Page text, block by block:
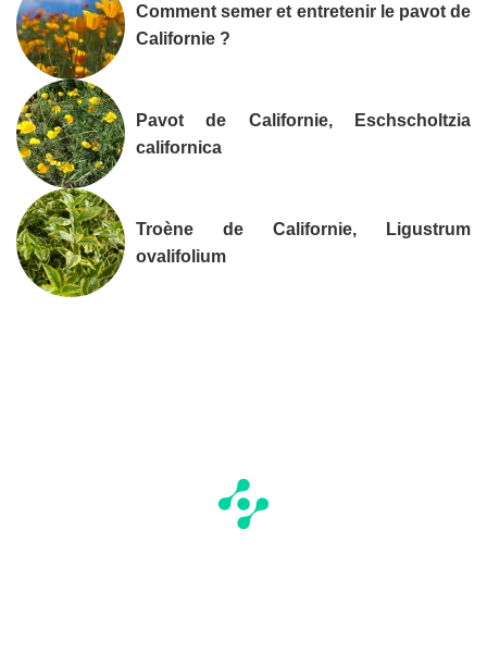
Comment semer et entretenir le pavot de
Californie ?
Pavot de Californie, Eschscholtzia
californica
Troène de Californie, Ligustrum
ovalifolium